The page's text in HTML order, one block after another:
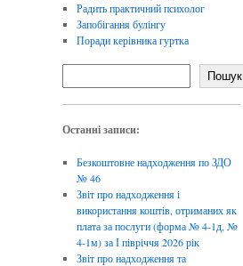
Радить практичний психолог
Запобігання булінгу
Поради керівника гуртка
Пошук
Останні записи:
Безкоштовне надходження по ЗДО
№ 46
Звіт про надходження і
використання коштів, отриманих як
плата за послуги (форма № 4-1д, №
4-1м) за І півріччя 2026 рік
Звіт про надходження та